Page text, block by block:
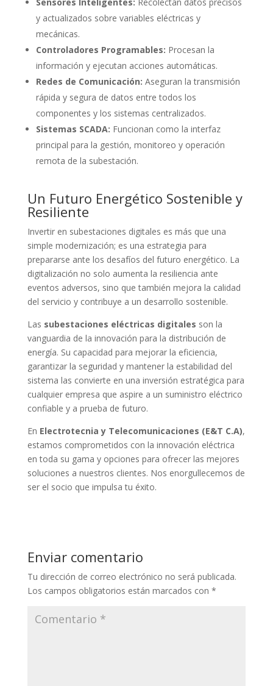
y actualizados sobre variables eléctricas y
mecánicas.
Controladores Programables: Procesan la
información y ejecutan acciones automáticas.
Redes de Comunicación: Aseguran la transmisión
rápida y segura de datos entre todos los
componentes y los sistemas centralizados.
Sistemas SCADA: Funcionan como la interfaz
principal para la gestión, monitoreo y operación
remota de la subestación.
Un Futuro Energético Sostenible y
Resiliente
Invertir en subestaciones digitales es más que una
simple modernización; es una estrategia para
prepararse ante los desafíos del futuro energético. La
digitalización no solo aumenta la resiliencia ante
eventos adversos, sino que también mejora la calidad
del servicio y contribuye a un desarrollo sostenible.
Las subestaciones eléctricas digitales son la
vanguardia de la innovación para la distribución de
energía. Su capacidad para mejorar la eficiencia,
garantizar la seguridad y mantener la estabilidad del
sistema las convierte en una inversión estratégica para
cualquier empresa que aspire a un suministro eléctrico
confiable y a prueba de futuro.
En Electrotecnia y Telecomunicaciones (E&T C.A),
estamos comprometidos con la innovación eléctrica
en toda su gama y opciones para ofrecer las mejores
soluciones a nuestros clientes. Nos enorgullecemos de
ser el socio que impulsa tu éxito.
Enviar comentario
Tu dirección de correo electrónico no será publicada.
Los campos obligatorios están marcados con *